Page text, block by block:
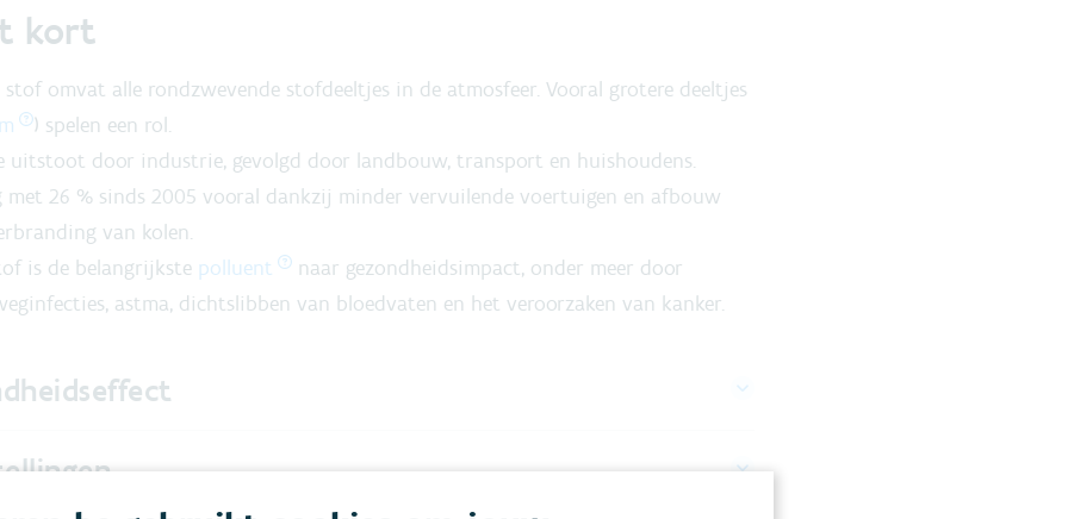
kort
stof omvat alle rondzwevende stofdeeltjes in de atmosfeer. Vooral grotere deeltjes
) spelen een rol.
uitstoot door industrie, gevolgd door landbouw, transport en huishoudens.
met 26 % sinds 2005 vooral dankzij minder vervuilende voertuigen en afbouw
van kolen.
is de belangrijkste polluent
naar gezondheidsimpact, onder meer door
astma, dichtslibben van bloedvaten en het veroorzaken van kanker.